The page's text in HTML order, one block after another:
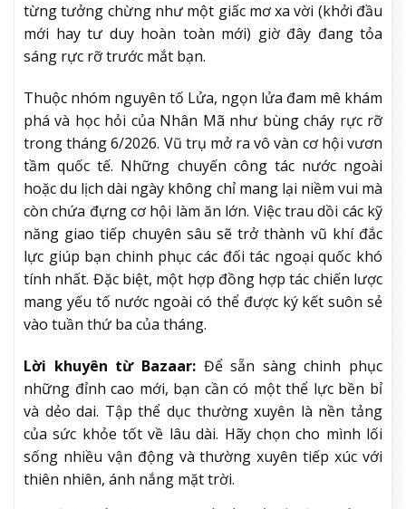
từng tưởng chừng như một giấc mơ xa vời (khởi đầu
mới hay tư duy hoàn toàn mới) giờ đây đang tỏa
sáng rực rỡ trước mắt bạn.
Thuộc nhóm nguyên tố Lửa, ngọn lửa đam mê khám
phá và học hỏi của Nhân Mã như bùng cháy rực rỡ
trong tháng 6/2026. Vũ trụ mở ra vô vàn cơ hội vươn
tầm quốc tế. Những chuyến công tác nước ngoài
hoặc du lịch dài ngày không chỉ mang lại niềm vui mà
còn chứa đựng cơ hội làm ăn lớn. Việc trau dồi các kỹ
năng giao tiếp chuyên sâu sẽ trở thành vũ khí đắc
lực giúp bạn chinh phục các đối tác ngoại quốc khó
tính nhất. Đặc biệt, một hợp đồng hợp tác chiến lược
mang yếu tố nước ngoài có thể được ký kết suôn sẻ
vào tuần thứ ba của tháng.
Lời khuyên từ Bazaar:Để sẵn sàng chinh phục
những đỉnh cao mới, bạn cần có một thể lực bền bỉ
và dẻo dai. Tập thể dục thường xuyên là nền tảng
của sức khỏe tốt về lâu dài. Hãy chọn cho mình lối
sống nhiều vận động và thường xuyên tiếp xúc với
thiên nhiên, ánh nắng mặt trời.